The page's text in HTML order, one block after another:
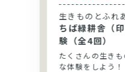
生きものとふれ
ちば緑耕舎（
験（全4回）
たくさんの生き
な体験をしよう！